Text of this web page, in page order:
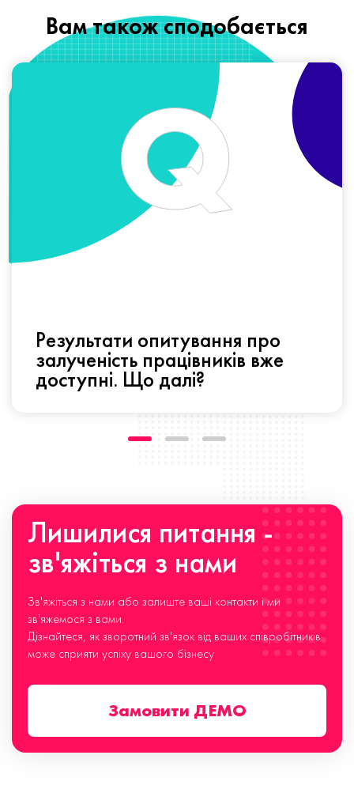
Вам також сподобається
Результати опитування про
залученість працівників вже
доступні. Що далі?
Лишилися питання -
зв'яжіться з нами
Зв'яжіться з нами або залиште ваші контакти і ми
зв'яжемося з вами.
Дізнайтеся, як зворотний зв'язок від ваших співробітників
може сприяти успіху вашого бізнесу
Замовити ДЕМО